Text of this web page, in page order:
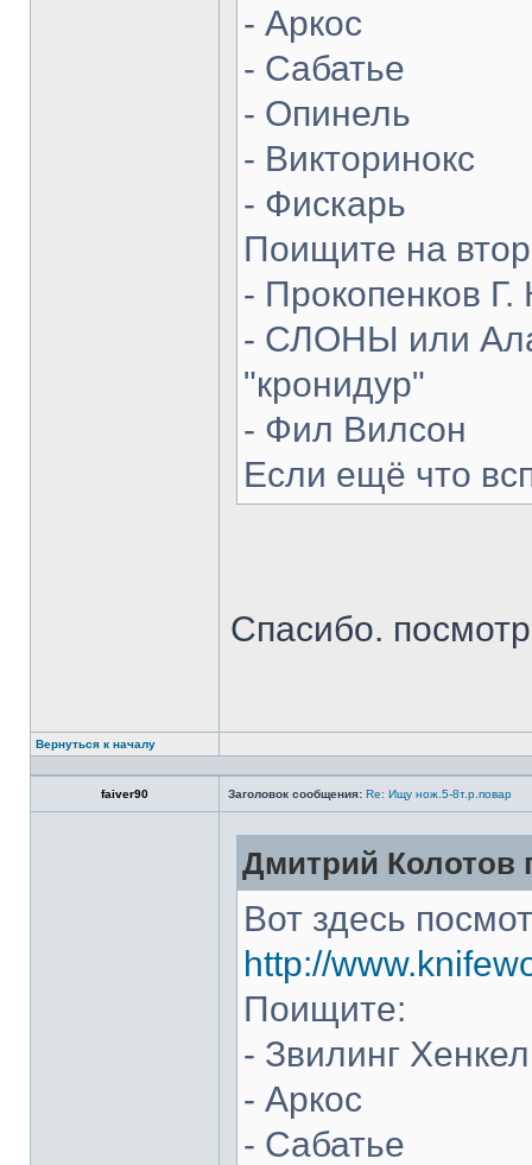
- Аркос
- Сабатье
- Опинель
- Викторинокс
- Фискарь
Поищите на
- Прокопенков Г.
- СЛОНЫ или
"кронидур"
- Фил Вилсон
Если ещё что
Спасибо.
Вернуться к началу
faiver90 Заголовок сообщения: Re: Ищу нож.5-8т.р.повар
Дмитрий Колотов
Вот здесь
http://
Поищите:
- Звилинг
- Аркос
- Сабатье